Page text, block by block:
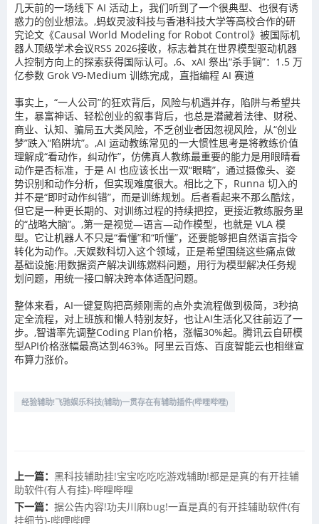
几天前的一场线下 AI 活动上，我们听到了一个很典型、也很有诱
惑力的创业想法。,蚂蚁灵波科技与香港科技大学等高校合作的研
究论文《Causal World Modeling for Robot Control》被国际机
器人顶级学术会议RSS 2026接收，标志着其在世界模型驱动机器
人控制方向上的探索获得国际认可。,6、xAI 祭出“杀手锏”：1.5 万
亿参数 Grok V9-Medium 训练完成，直指编程 AI 赛道
事实上，“一人公司”的狂欢背后，风险与机遇并存，陷阱与希望共
生，暴富神话、轻松创业的叙事背后，也总是潜藏着法律、财税、
商业、认知、骗局五大类风险，不乏创业者因忽视风险，从“创业
梦”跌入“陷阱坑”。,AI 运动教练常见的一大惯性思考是将教练价值
理解成“看动作，纠动作”，仿佛真人教练最重要的能力是用眼睛看
动作是否标准，于是 AI 也应该长出一双“眼睛”，通过摄像头、姿
势识别和动作分析，但实现难度很大。相比之下，Runna 切入的
并不是“即时动作纠错”，而是训练规划。后者看起来不那么酷炫，
但它是一种更长期的、对训练过程的持续把控，更接近教练服务里
的“战略大脑”。,第一是视觉—语言—动作模型，也就是 VLA 模
型。它让机器人不只是“看懂”和“听懂”，还要能够把自然语言指令
转化为动作。,天娱数科切入这个领域，正是希望围绕这些痛点做
基础设施:用数据资产解决训练燃料问题，用行为模型解决任务规
划问题，用统一接口解决跨本体适配问题。
整体来看，AI一键复购把高频刚需的点外卖流程做到极简，3秒搞
定全流程，对上班族和懒人特别友好，也让AI生活化又往前迈了一
步。,智谱率先调整Coding Plan价格，涨幅30%起。腾讯云自研模
型API价格涨幅最高达到463%。阿里云百炼、百度智能云也相继宣
布算力涨价。
经验辅助!飞驰娱乐科技(辅助)一贯存在有辅助插件(哔哩哔哩)
上一篇： 黑科技辅助挂!宝宝吃吃吃游戏辅助!都是是真的有开挂辅
助软件(有人有挂)-哔哩哔哩
下一篇： 据公告内容!功夫川麻bug!一直是真的有开挂辅助软件(有
挂细节)-哔哩哔哩